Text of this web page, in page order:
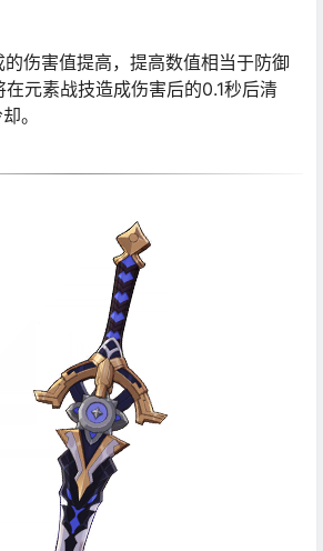
伤害值提高，提高数值相当于防御
元素战技造成伤害后的0.1秒后清
。